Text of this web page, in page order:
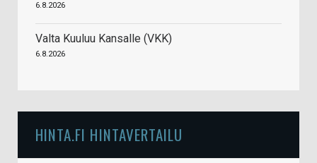
6.8.2026
Valta Kuuluu Kansalle (VKK)
6.8.2026
HINTA.FI HINTAVERTAILU